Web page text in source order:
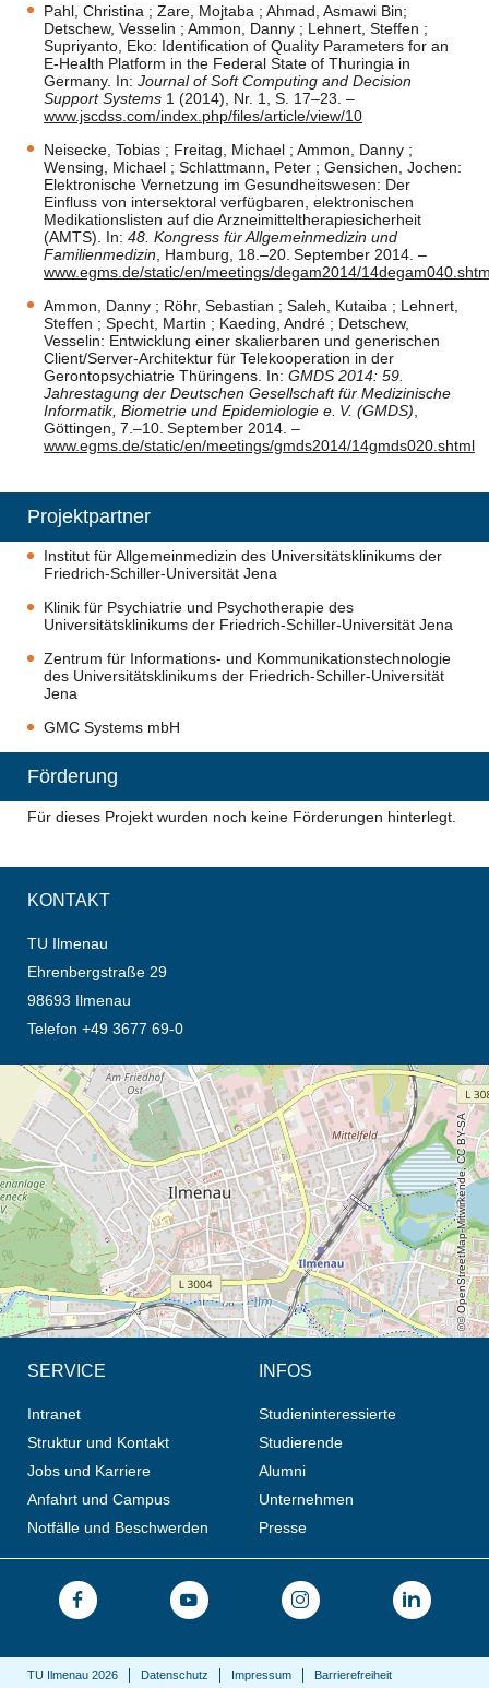
Pahl , Christina ; Zare, Mojtaba ; Ahmad, Asmawi Bin;
Detschew, Vesselin ; Ammon, Danny ; Lehnert, Steffen ;
Supriyanto, Eko: Identification of Quality Parameters for an
E-Health Platform in the Federal State of Thuringia in
Germany. In: Journal of Soft Computing and Decision
Support Systems 1 (2014), Nr. 1, S. 17–23. –
www.jscdss.com/index.php/files/article/view/10
Neisecke, Tobias ; Freitag, Michael ; Ammon, Danny ;
Wensing, Michael ; Schlattmann, Peter ; Gensichen, Jochen:
Elektronische Vernetzung im Gesundheitswesen: Der
Einfluss von intersektoral verfügbaren, elektronischen
Medikationslisten auf die Arzneimitteltherapiesicherheit
(AMTS). In: 48. Kongress für Allgemeinmedizin und
Familienmedizin , Hamburg, 18. –20. September 2014. –
www.egms.de/static/en/meetings/degam2014/
Ammon, Danny ; Röhr, Sebastian ; Saleh, Kutaiba ; Lehnert,
Steffen ; Specht, Martin ; Kaeding, André ; Detschew,
Vesselin: Entwicklung einer skalierbaren und generischen
Client/Server-Architektur für Telekooperation in der
Gerontopsychiatrie Thüringens. In: GMDS 2014: 59.
Jahrestagung der Deutschen Gesellschaft für Medizinische
Informatik, Biometrie und Epidemiologie e. V. (GMDS)
Göttingen, 7. –10. September 2014. –
www.egms.de/static/en/meetings/gmds2014/14gmds020.shtml
Projektpartner
Institut für Allgemeinmedizin des Universitätsklinikums der
Friedrich-Schiller-Universität Jena
Klinik für Psychiatrie und Psychotherapie des
Universitätsklinikums der Friedrich-Schiller-Universität Jena
Zentrum für Informations- und Kommunikationstechnologie
des Universitätsklinikums der Friedrich-Schiller-Universität
Jena
GMC Systems mbH
Förderung
Für dieses Projekt wurden noch keine Förderungen hinterlegt.
KONTAKT
TU Ilmenau
Ehrenbergstraße 29
98693 Ilmenau
Telefon +49 3677 69-0
Öffnet die Anfahrtsbeschreibung in neuem Tab (Karte)
© OpenStreetMap-Mitwirkende, CC BY-SA
SERVICE
Intranet
Struktur und Kontakt
Jobs und Karriere
Anfahrt und Campus
Notfälle und Beschwerden
INFOS
Studieninteressierte
Studierende
Alumni
Unternehmen
Presse
TU Ilmenau 2026 Datenschutz Impressum Barrierefreiheit